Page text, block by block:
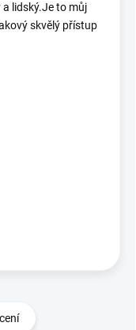
lidský.Je to můj
skvělý přístup